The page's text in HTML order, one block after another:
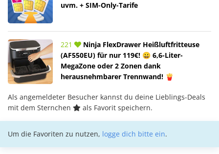
uvm. + SIM-Only-Tarife
221
Ninja FlexDrawer Heißluftfritteuse
(AF550EU) für nur 119€! 😀 6,6-Liter-
MegaZone oder 2 Zonen dank
herausnehmbarer Trennwand! 🍟
Als angemeldeter Besucher kannst du deine Lieblings-Deals
mit dem Sternchen
als Favorit speichern.
Um die Favoriten zu nutzen, logge dich bitte ein.